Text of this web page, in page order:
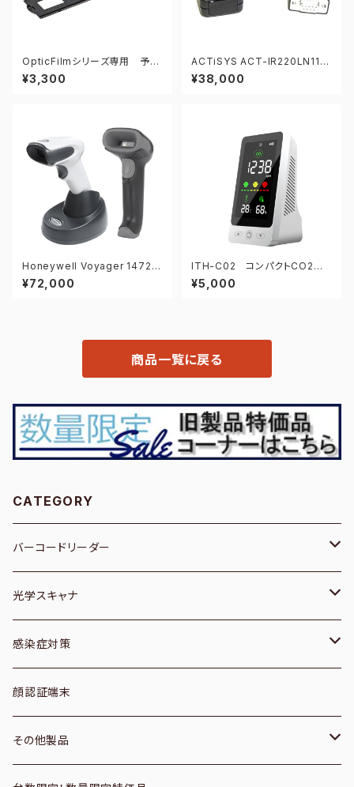
OpticFilmシリーズ専用 予備
フォルダーセット
¥3,300
ACTiSYS ACT-IR220LN115
赤外線RS232アダプター
¥38,000
Honeywell Voyager 1472G
2D-USB 2次元バーコードリ
ーダー
¥72,000
ITH-C02 コンパクトCO2モ
ニター
¥5,000
商品一覧に戻る
CATEGORY
バーコードリーダー
１次元／有線
１次元／無線
２次元／有線
２次元／無線
光学スキャナ
ブックスキャナー
フィルムスキャナ
プレパラートスキャナ
感染症対策
空調機器
サーモグラフィーカメラ
顔認証端末
その他製品